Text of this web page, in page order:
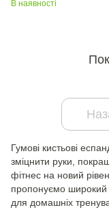
В наявності
Гумові кистьові
зміцнити руки,
фітнес на новий
пропонуємо широкий
для домашніх